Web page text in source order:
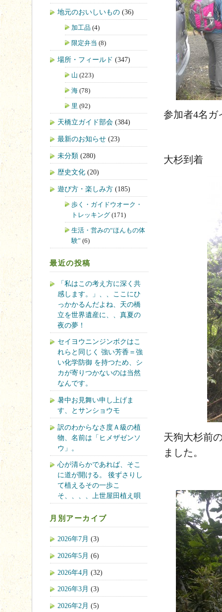
参加者4名ガ
大杉到着
天狗大杉前
ました。
地元のおいしいもの (36)
加工品 (4)
限定弁当 (8)
場所・フィールド (347)
山 (223)
海 (78)
里 (92)
天橋立ガイド部会 (384)
最新のお知らせ (23)
未分類 (280)
歴史文化 (20)
遊び方・楽しみ方 (185)
歩く・ガイドウオーク・
トレッキング (171)
生活・営みの“ほんもの体
験” (6)
最近の投稿
「私はこの考え方に深く共
感します。」、、ここにひ
っかかるんだよね、天の橋
立を世界遺産に、、真夏の
夜の夢！
セイヨウニンジンボクはこ
れらと同じく 強い芳香＝強
い化学防御 を持つため、シ
カが寄りつかないのは当然
なんです。
暑中お見舞い申し上げま
す、とサンショウモ
訳のわからなさ度Ａ級の植
物、名前は「ヒメザゼンソ
ウ」。
心が清らかであれば、そこ
に道が開ける。 後ずさりし
て植えるその一歩こ
そ、、、、上世屋田植え唄
月別アーカイブ
2026年7月 (3)
2026年5月 (6)
2026年4月 (32)
2026年3月 (3)
2026年2月 (5)